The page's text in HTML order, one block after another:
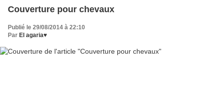
Couverture pour chevaux
Publié le 29/08/2014 à 22:10
Par El agaria♥